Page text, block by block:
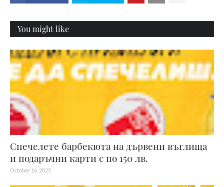
You might like
Спечелете барбекюта на дървени въглища
и подаръчни карти с по 150 лв.
October 16, 2025